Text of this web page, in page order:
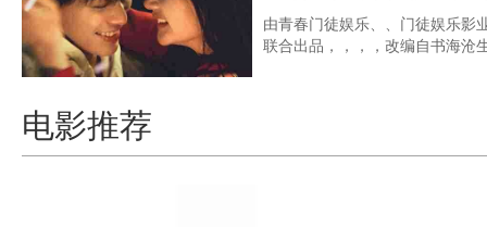
...
由青春门徒娱乐、、门徒娱乐影业
联合出品，，，，改编自书
电影推荐